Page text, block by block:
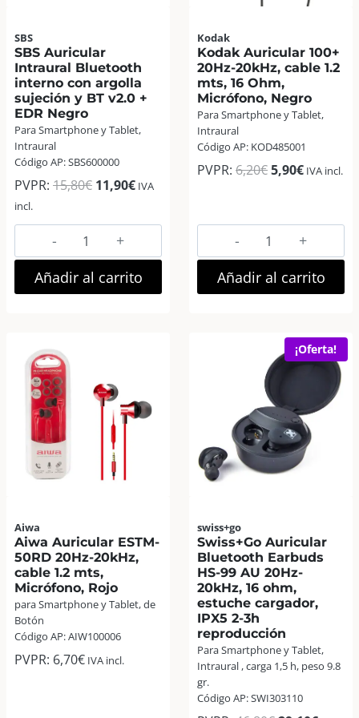
SBS
SBS Auricular
Intraural Bluetooth
interno con argolla
sujeción y BT v2.0 +
EDR Negro
Para Smartphone y Tablet,
Intraural
Código AP: SBS600000
PVPR: 15,80€ El
original
era:
15,80€.
11,90€El
actual
11,90€.
IVA
incl.
SBS
Auricular
Intraural
Bluetooth
Añadir al carrito
Kodak
Kodak Auricular 100+
20Hz-20kHz, cable 1.2
mts, 16 Ohm,
Micrófono, Negro
Para Smartphone y Tablet,
Intraural
Código AP: KOD485001
PVPR: 6,20€El
era:
6,20€.
5,90€El
es:
5,90€.
IVA incl.
Kodak
Auricular
100+
20Hz-
cable
mts,
16
Ohm,
Micrófono,
Negro
cantidad
Añadir al carrito
Aiwa
Aiwa Auricular ESTM-
50RD 20Hz-20kHz,
cable 1.2 mts,
Micrófono, Rojo
para Smartphone y Tablet, de
Botón
Código AP: AIW100006
PVPR: 6,70€ IVA incl.
¡Oferta!
swiss+go
Swiss+Go Auricular
Bluetooth Earbuds
HS-99 AU 20Hz-
20kHz, 16 ohm,
estuche cargador,
IPX5 2-3h
reproducción
Para Smartphone y Tablet,
Intraural , carga 1,5 h, peso 9.8
gr.
Código AP: SWI303110